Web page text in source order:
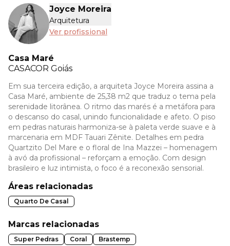
Joyce Moreira
Arquitetura
Ver profissional
Casa Maré
CASACOR Goiás
Em sua terceira edição, a arquiteta Joyce Moreira assina a
Casa Maré, ambiente de 25,38 m2 que traduz o tema pela
serenidade litorânea. O ritmo das marés é a metáfora para
o descanso do casal, unindo funcionalidade e afeto. O piso
em pedras naturais harmoniza-se à paleta verde suave e à
marcenaria em MDF Tauari Zênite. Detalhes em pedra
Quartzito Del Mare e o floral de Ina Mazzei – homenagem
à avó da profissional – reforçam a emoção. Com design
brasileiro e luz intimista, o foco é a reconexão sensorial.
Áreas relacionadas
Quarto De Casal
Marcas relacionadas
Super Pedras Coral Brastemp